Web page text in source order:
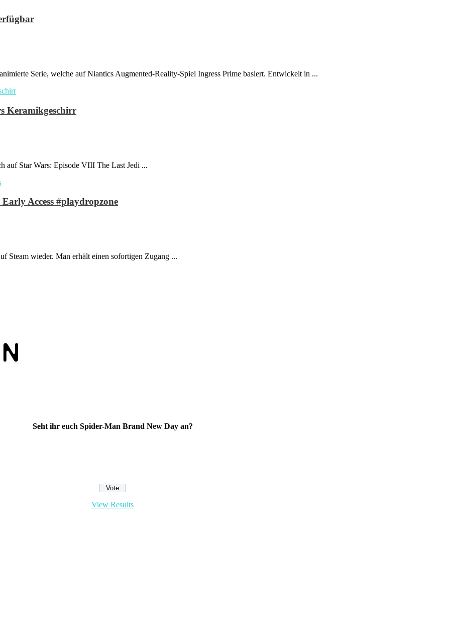
Serie, welche auf Niantics Augmented-Reality-Spiel Ingress Prime basiert. Entwickelt in ...
Keramikgeschirr
auf Star Wars: Episode VIII The Last Jedi ...
Access #playdropzone
Steam wieder. Man erhält einen sofortigen Zugang ...
Seht ihr euch Spider-Man Brand New Day an?
View Results